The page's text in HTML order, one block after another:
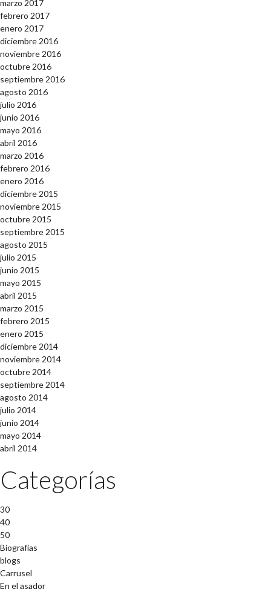
marzo 2017
febrero 2017
enero 2017
diciembre 2016
noviembre 2016
octubre 2016
septiembre 2016
agosto 2016
julio 2016
junio 2016
mayo 2016
abril 2016
marzo 2016
febrero 2016
enero 2016
diciembre 2015
noviembre 2015
octubre 2015
septiembre 2015
agosto 2015
julio 2015
junio 2015
mayo 2015
abril 2015
marzo 2015
febrero 2015
enero 2015
diciembre 2014
noviembre 2014
octubre 2014
septiembre 2014
agosto 2014
julio 2014
junio 2014
mayo 2014
abril 2014
Categorías
30
40
50
Biografías
blogs
Carrusel
En el asador